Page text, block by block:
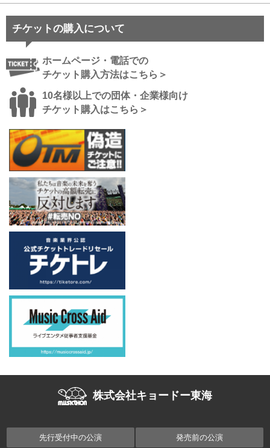
チケットの購入について
ホームページ・電話での
チケット購入方法はこちら＞
10名様以上での団体・企業様向け
チケット購入はこちら＞
株式会社キョードー東海
先行受付中の公演 発売前の公演